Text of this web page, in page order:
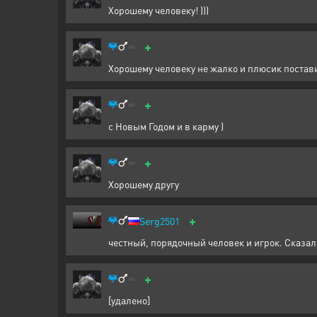
Хорошему человеку! )))
+
Хорошему человеку не жалко и плюсик
+
с Новым Годом и в карму )
+
Хорошему другу
Serg2501 +
честный, порядочный человек и игрок.
+
[удалено]